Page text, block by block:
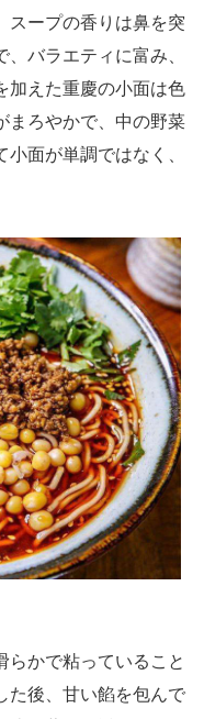
スープの香りは鼻を突
バラエティに富み、
加えた重慶の小面は色
まろやかで、中の野菜
面が単調ではなく、
らかで粘っていること
た後、甘い餡を包んで